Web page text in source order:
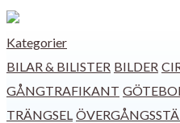
Kategorier
BILAR & BILISTER BILDER
GÅNGTRAFIKANT
TRÄNGSEL